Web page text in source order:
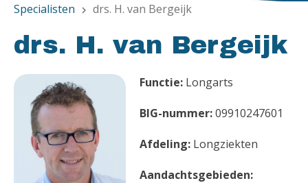
Specialisten chevron_right drs. H. van Bergeijk
drs. H. van Bergeijk
Functie: Longarts
BIG-nummer:09910247601
Afdeling: Longziekten
Aandachtsgebieden: